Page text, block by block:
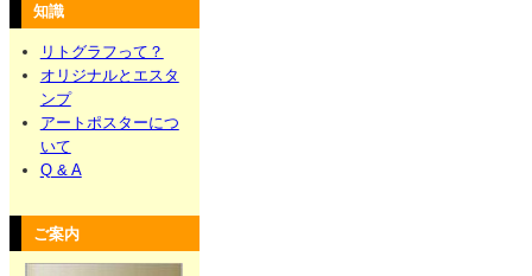
知識
リトグラフって？
オリジナルとエスタ
ンプ
アートポスターにつ
いて
Q & A
ご案内